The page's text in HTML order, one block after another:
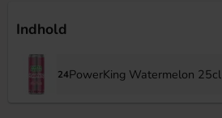
Indhold
24PowerKing Watermelon 25cl